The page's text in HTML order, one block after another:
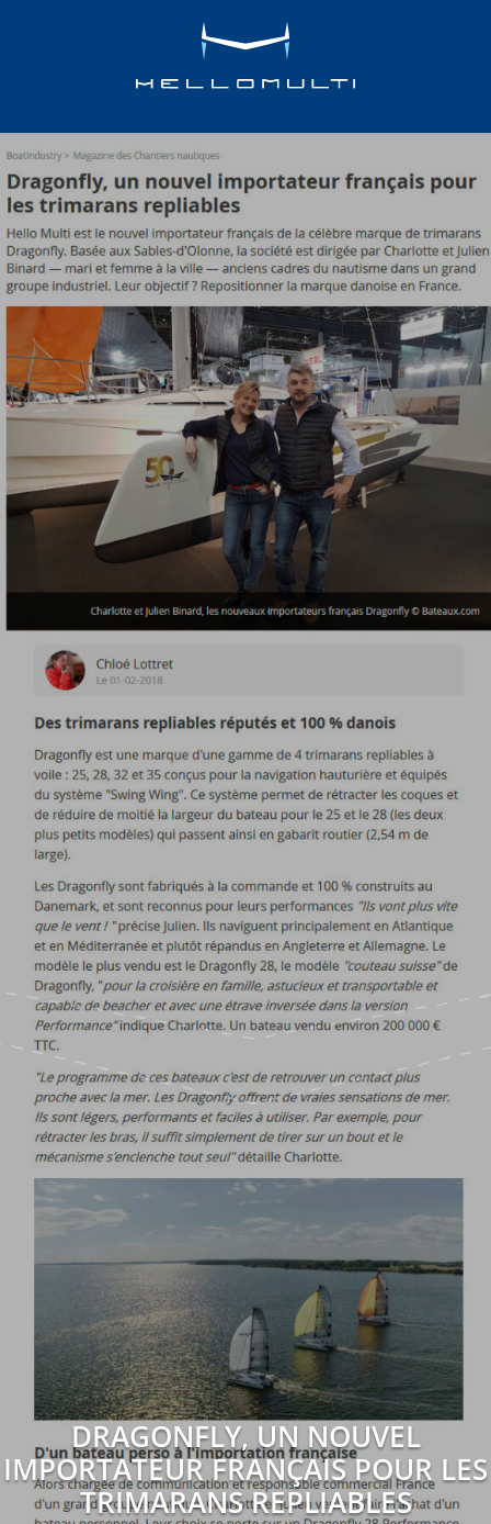
DRAGONFLY, UN NOUVEL
IMPORTATEUR FRANÇAIS POUR LES
TRIMARANS REPLIABLES